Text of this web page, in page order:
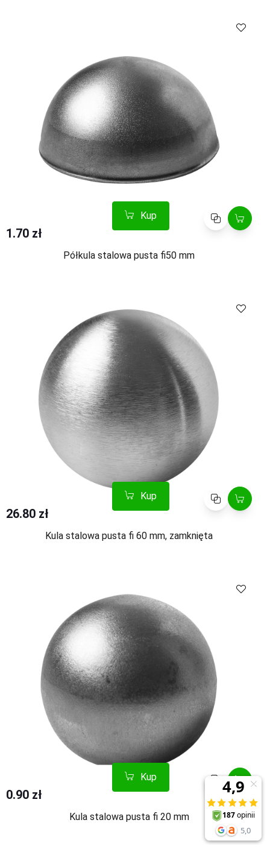
Kup Porównaj
1.70 zł
Półkula stalowa pusta fi50 mm
Kup Porównaj
26.80 zł
Kula stalowa pusta fi 60 mm, zamknięta
Kup Porównaj
0.90 zł
Kula stalowa pusta fi 20 mm